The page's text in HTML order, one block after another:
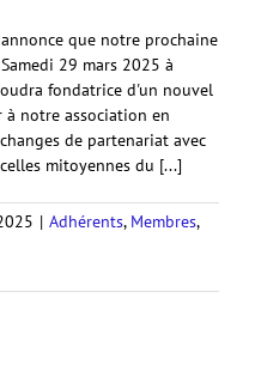
que notre prochaine
29 mars 2025 à
fondatrice d'un nouvel
notre association en
de partenariat avec
mitoyennes du [...]
| Adhérents, Membres,